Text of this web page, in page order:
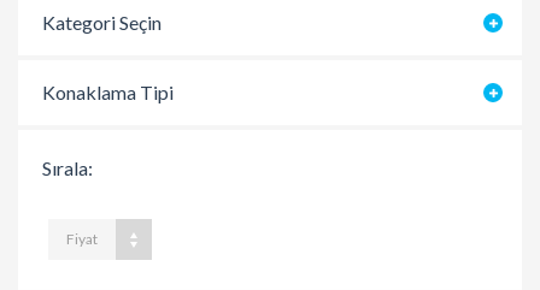
Kategori Seçin
Konaklama Tipi
Sırala:
Fiyat